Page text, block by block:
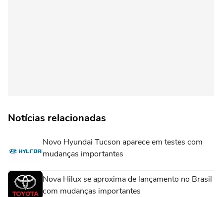
Notícias relacionadas
Novo Hyundai Tucson aparece em testes com
mudanças importantes
Nova Hilux se aproxima de lançamento no Brasil
com mudanças importantes